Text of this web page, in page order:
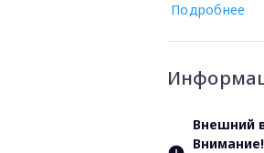
Подробнее
Внешний